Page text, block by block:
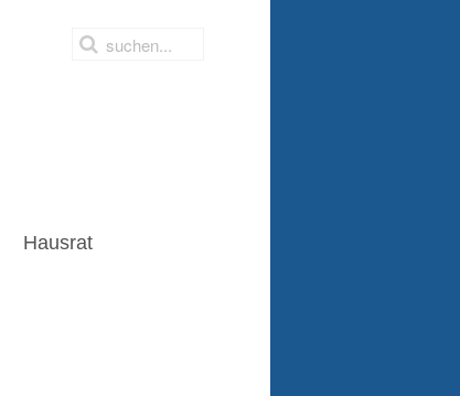
Hausrat